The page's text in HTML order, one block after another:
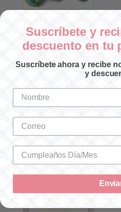
Teddy DMC
Sweetie DMC
Suscríbete y
descuento en tu
Suscríbete ahora y recibe
y